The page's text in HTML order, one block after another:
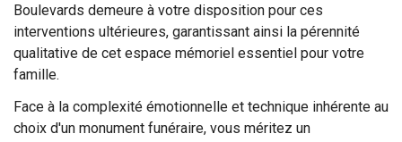
Boulevards demeure à votre disposition pour ces
interventions ultérieures, garantissant ainsi la pérennité
qualitative de cet espace mémoriel essentiel pour votre
famille.
Face à la complexité émotionnelle et technique inhérente au
choix d'un monument funéraire, vous méritez un